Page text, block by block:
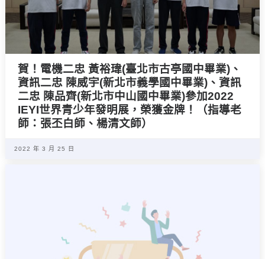
賀！電機二忠 黃裕瑋(臺北市古亭國中畢業)、
資訊二忠 陳威宇(新北市義學國中畢業)、資訊
二忠 陳品齊(新北市中山國中畢業)參加2022
IEYI世界青少年發明展，榮獲金牌！（指導老
師：張丕白師、楊清文師）
2022 年 3 月 25 日